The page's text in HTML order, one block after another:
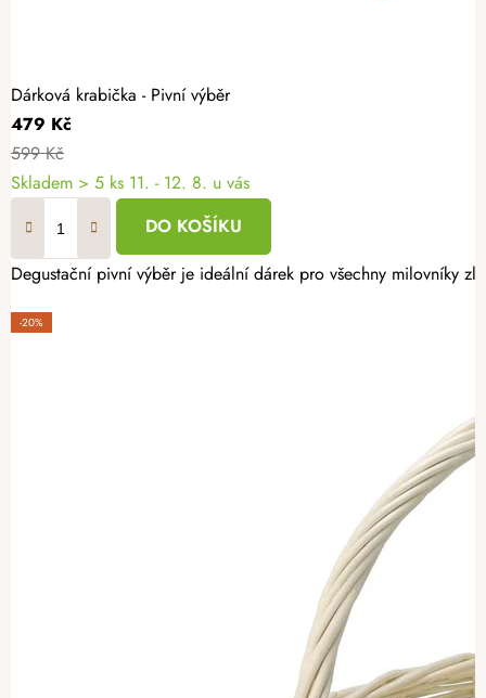
Dárková krabička - Pivní výběr
479 Kč
599 Kč
Skladem > 5 ks 11. - 12. 8. u vás
DO KOŠÍKU
Degustační pivní výběr je ideální dárek pro všechny milovníky
-20%